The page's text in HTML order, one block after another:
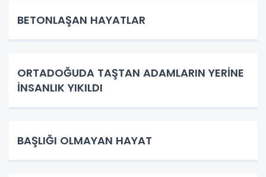
BETONLAŞAN HAYATLAR
ORTADOĞUDA TAŞTAN ADAMLARIN YERİNE
İNSANLIK YIKILDI
BAŞLIĞI OLMAYAN HAYAT